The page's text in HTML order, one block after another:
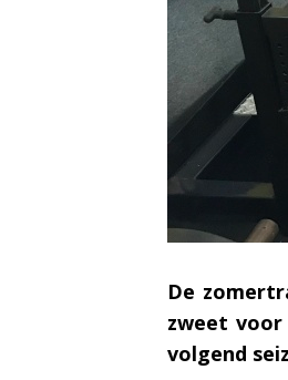
De
zweet
volgend